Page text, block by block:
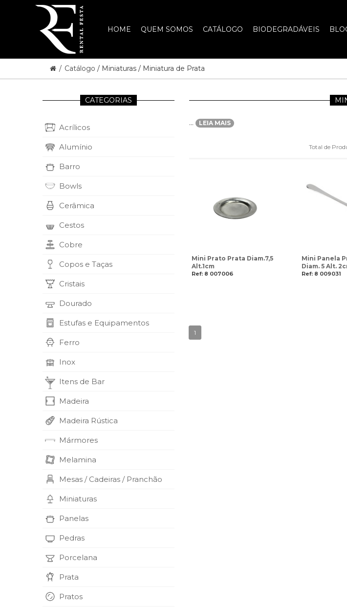
HOME QUEM SOMOS CATÁLOGO BIODEGRADÁVEIS
/ Catálogo / Miniaturas / Miniatura de Prata
CATEGORIAS
Acrílicos
Alumínio
Barro
Bowls
Cerâmica
Cestos
Cobre
Copos e Taças
Cristais
Dourado
Estufas e Equipamentos
Ferro
Inox
Itens de Bar
Madeira
Madeira Rústica
Mármores
Melamina
Mesas / Cadeiras / Pranchão
Miniaturas
Panelas
Pedras
Porcelana
Prata
Pratos
... LEIA MAIS
Total de
Mini Prato Prata Diam.7,5
Alt.1cm
Ref: 8 007006
Mini Panela
Diam. 5 Alt.
Ref: 8 009031
1